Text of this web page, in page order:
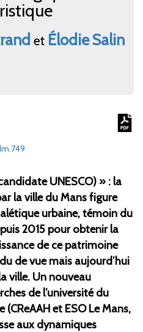
et Élodie Salin
UNESCO)» : la
la ville du Mans figure
urbaine, témoin du
2015 pour obtenir la
de ce patrimoine
de vue mais aujourd’hui
ville. Un nouveau
de l’université du
et ESO Le Mans,
aux dynamiques